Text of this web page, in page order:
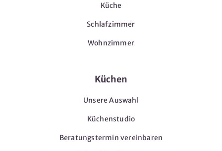
Küche
Schlafzimmer
Wohnzimmer
Küchen
Unsere Auswahl
Küchenstudio
Beratungstermin vereinbaren